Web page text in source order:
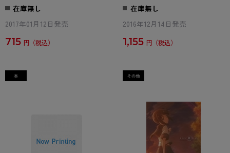
在庫無し
2017年01月12日発売
715 円
在庫無し
2016年12月14日発売
1,155 円